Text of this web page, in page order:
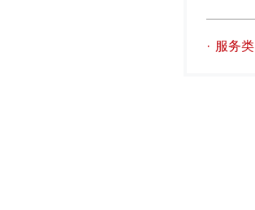
· 服务类